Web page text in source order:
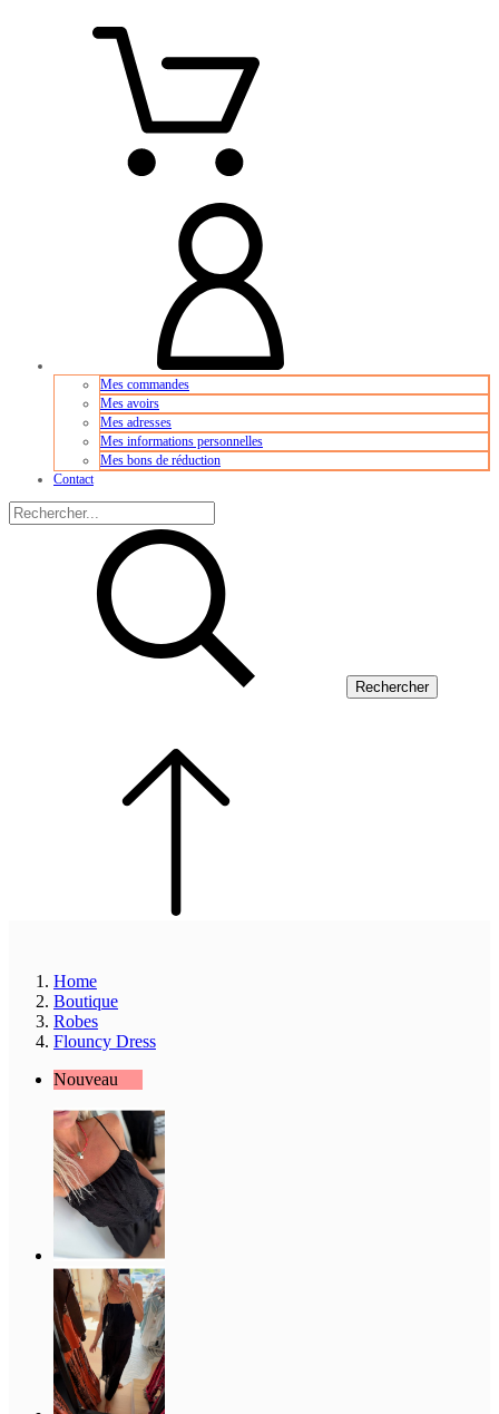
Mes commandes
Mes avoirs
Mes adresses
Mes informations personnelles
Mes bons de réduction
Contact
Rechercher
Home
Boutique
Robes
Flouncy Dress
Nouveau